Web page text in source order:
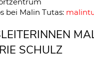
bei Malin Tutas:
SCHULZ